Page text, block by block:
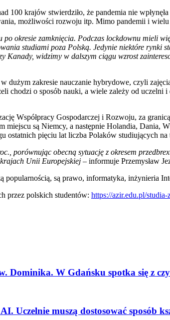
100 krajów stwierdziło, że pandemia nie
możliwości rozwoju itp. Mimo pandemii i
okresie zamknięcia. Podczas lockdownu mieli
studiami poza Polską. Jedynie niektóre
Kanady, widzimy w dalszym ciągu wzrost
dużym zakresie nauczanie hybrydowe, czyli
chodzi o sposób nauki, a wiele zależy od
Współpracy Gospodarczej i Rozwoju, za
miejscu są Niemcy, a następnie Holandia, Dania,
ostatnich pięciu lat liczba Polaków studiujących na
porównując obecną sytuację z okresem
Unii Europejskiej – informuje Przemysław
popularnością, są prawo, informatyka, inżynieria
przez polskich studentów: https://azir.edu.pl/
Dominika. W Gdańsku spotka się z
Uczelnie muszą dostosować sposób